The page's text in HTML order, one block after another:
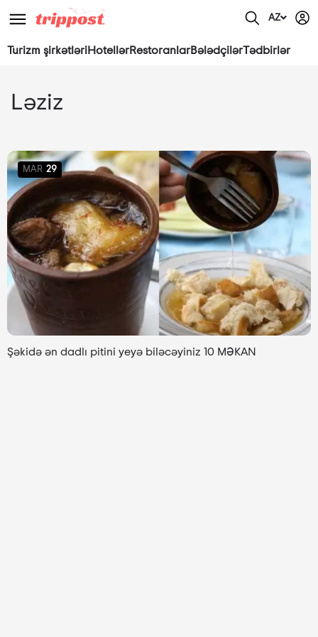
AZ
Turizm şirkətləriHotellərRestoranlarBələdçilərTədbirlər
Ləziz
MAR 29
Şəkidə ən dadlı pitini yeyə biləcəyiniz 10 MƏKAN